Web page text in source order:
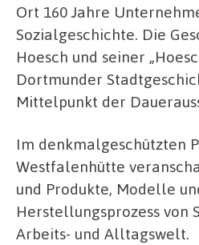
Ort 160 Jahre
Sozialgeschichte. Die
Hoesch und seiner
Dortmunder
Mittelpunkt der
Im denkmalgeschützten
Westfalenhütte
und Produkte, Modelle
Herstellungsprozess von
Arbeits- und Alltagswelt.